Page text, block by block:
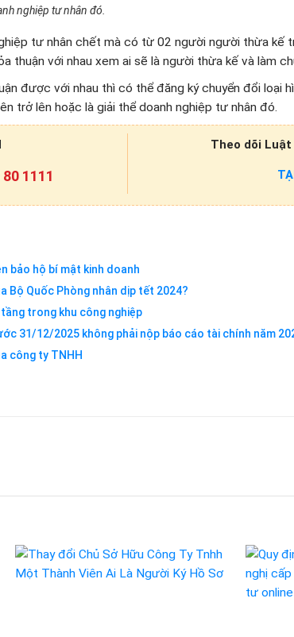
nghiệp tư nhân đó.
tư nhân chết mà có từ 02 người người thừa kế
thuận với nhau xem ai sẽ là người thừa kế và làm
được với nhau thì có thể đăng ký chuyển đổi loại
trở lên hoặc là giải thể doanh nghiệp tư nhân đó.
1111
Theo dõi
bảo hộ bí mật kinh doanh
Bộ Quốc Phòng nhân dịp tết 2024?
trong khu công nghiệp
31/12/2025 không phải nộp báo cáo tài chính năm
công ty TNHH